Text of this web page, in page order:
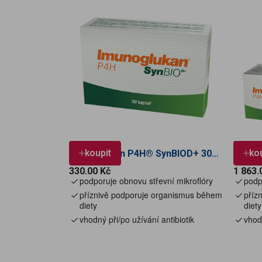
TIP koupit
Imunoglukan P4H® SynBIOD+ 30
kapslí
Cena
330.00 Kč
podporuje obnovu střevní mikroflóry
příznivě podporuje organismus během
diety
vhodný při/po užívání antibiotik
kapslí
Cena
1
p
diety